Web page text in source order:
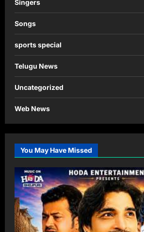
Singers
Songs
sports special
Telugu News
Uncategorized
Web News
You May Have Missed